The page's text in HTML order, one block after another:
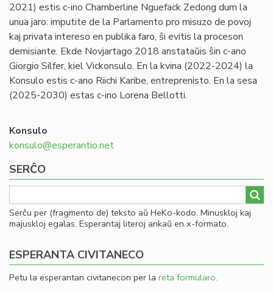
2021) estis c-ino Chamberline Nguefack Zedong dum la
unua jaro: imputite de la Parlamento pro misuzo de povoj
kaj privata intereso en publika faro, ŝi evitis la proceson
demisiante. Ekde Novjartago 2018 anstataŭis ŝin c-ano
Giorgio Silfer, kiel Vickonsulo. En la kvina (2022-2024) la
Konsulo estis c-ano Riichi Karibe, entreprenisto. En la sesa
(2025-2030) estas c-ino Lorena Bellotti.
Konsulo
konsulo@esperantio.net
SERĈO
Serĉu per (fragmento de) teksto aŭ HeKo-kodo. Minuskloj kaj
majuskloj egalas. Esperantaj literoj ankaŭ en x-formato.
ESPERANTA CIVITANECO
Petu la esperantan civitanecon per la reta formularo.